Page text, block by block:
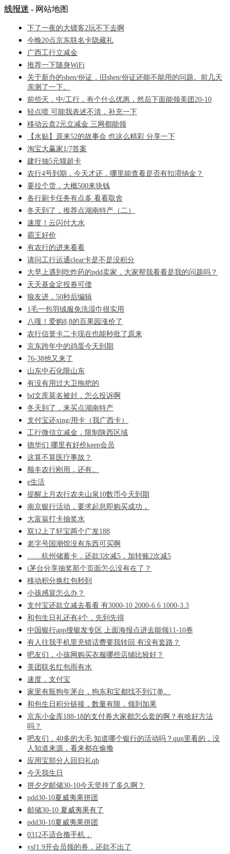
线报迷 - 网站地图
下了一夜的大镖客2玩不下去啊
今晚20点京东联名卡隐藏礼
广西工行立减金
推荐一下随身WiFi
关于新办的shen/份证，旧shen/份证还能不能用的问题。前几天
亲测了一下。
前些天，中/工行，有个什么优惠，然后下面能领美团20-10
轻点喷 可能我表述不清，补充一下
移动云盘2元立减金 三网都能领
【水贴】原来52的故事会 也这么精彩 分享一下
淘宝大赢家1/7答案
建行抽5元猫超卡
农行4号到期，今天才还，哪里能查看是否有扣滞纳金？
要拉个货，大概500来块钱
各行刷卡任务有点多 看看取舍
冬天到了，推荐点湖南特产（二）
速度！云闪付大水
霸王好价
有农行的进来看看
请问工行运通clear卡是不是没积分
大早上遇到吃炸药的pdd卖家，大家帮我看看是我的问题吗？
天天基金定投券可债
狼友进，50秒后编辑
1毛一包羽绒服免洗湿巾很实用
八嘎！爱购8,8的百果园涨价了
农行信誉卡二卡现在也能秒批了原来
京东跨年中的鸡蛋今天到期
76-38他又来了
山东中石化限山东
有没有用过大卫拖把的
bd文库莫名被封，怎么投诉啊
冬天到了，来买点湖南特产
支付宝还xing/用卡（我广西卡）
工行微信立减金，限制陕西区域
德华们 哪里有好价keep会员
这算不算医疗事故？
顺丰农行刚用，还有。
e生活
提醒上月农行农夫山泉10数币今天到期
南京银行活动，要求起息即购买成功，
大富翁打卡抽奖水
双12上了轩宝两个广发188
老字号国潮馆没有东西可买啊
……杭州储蓄卡，还款3次减5，加转账2次减5
i茅台分享抽奖那个页面怎么没有在了？
移动积分换红包秒到
小孩感冒怎么办？
支付宝还款立减去看看 有3000-10 2000-6.6 1000-3.3
和包生日礼还有4个，先到先得
中国银行app搜银发专区 上面海报点进去能领11-10券
有人往我手机里充错话费要我转回 有没有套路？
吧友们，小孩网购买衣服哪些店铺比较好？
美团联名红包雨有水
速度，支付宝
家里有瓶狗年茅台，狗东和宝都找不到订单。
和包生日积分链接，数量有限，领到加果
京东小金库188-18的支付券大家都怎么套的啊？有啥好方法
吗？
吧友们，40多的大毛,知道哪个银行的活动吗？qun里看的，没
人知道来源，看来都在偷撸
应用宝部分人回归礼qb
今天我生日
拼夕夕邮储30-10今天坚持了多久啊？
pdd30-10夏威夷果拼团
邮储30-10 夏威夷果有了
pdd30-10夏威夷果拼团
0312不适合撸手机，
ysf1.9开会员领的券，还款不出了